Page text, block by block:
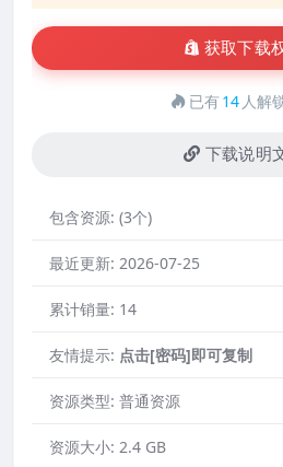
获取下载
已有14 人解
下载说明
包含资源: (3个)
最近更新: 2026-07-25
累计销量: 14
友情提示: 点击[密码]即可复制
资源类型: 普通资源
资源大小: 2.4 GB